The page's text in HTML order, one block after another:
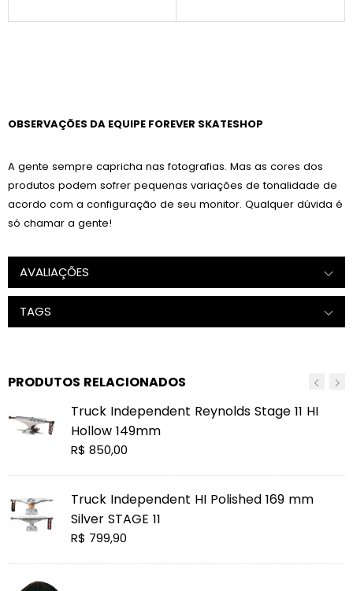
OBSERVAÇÕES DA EQUIPE FOREVER SKATESHOP
A gente sempre capricha nas fotografias. Mas as cores dos
produtos podem sofrer pequenas variações de tonalidade de
acordo com a configuração de seu monitor. Qualquer dúvida é
só chamar a gente!
AVALIAÇÕES
TAGS
PRODUTOS RELACIONADOS
Truck Independent Reynolds Stage 11 HI
Hollow 149mm
Preço
R$ 850,00
Truck Independent HI Polished 169 mm
Silver STAGE 11
Preço
R$ 799,90